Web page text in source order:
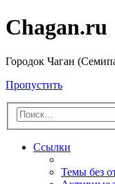
Chagan.ru
Городок Чаган
Пропустить
Ссылки
Темы без